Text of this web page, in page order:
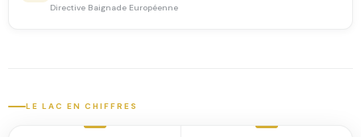
Directive Baignade Européenne
LE LAC EN CHIFFRES